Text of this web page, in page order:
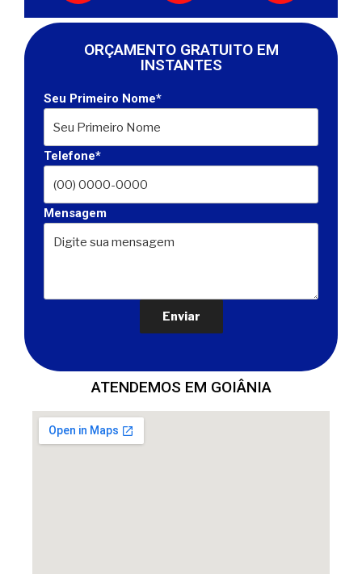
ORÇAMENTO GRATUITO EM
INSTANTES
Seu Primeiro Nome*
Telefone*
Mensagem
ATENDEMOS EM GOIÂNIA